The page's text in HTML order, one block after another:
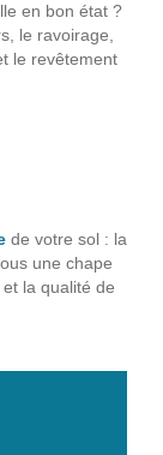
en bon état ?
le ravoirage,
le revêtement
de votre sol : la
une chape
la qualité de